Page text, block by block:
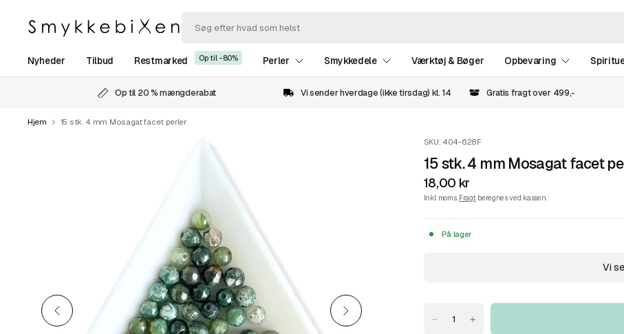
Nyheder Tilbud Restmarked Op til -80% Perler Smykkedele Værktøj & Bøger Opbevaring
Op til 20 % mængderabat Vi sender hverdage (ikke tirsdag) kl. 14 Gratis fragt over 499,-
Hjem 15 stk. 4 mm Mosagat facet perler
SKU: 404-628F
15 stk. 4 mm Mosagat facet
18,00 kr
Inkl. moms. Fragtberegnes ved kassen.
På lager
Vi